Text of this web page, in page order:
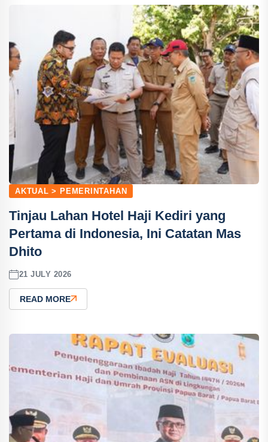
AKTUAL > PEMERINTAHAN
Tinjau Lahan Hotel Haji Kediri yang
Pertama di Indonesia, Ini Catatan Mas
Dhito
21 JULY 2026
READ MORE